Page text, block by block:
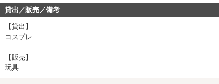
音響・映像・通信
VOD
DVDプレーヤー
アメニティ
セレクトシャンプー
貸出／販売／備考
【貸出】
コスプレ
【販売】
玩具